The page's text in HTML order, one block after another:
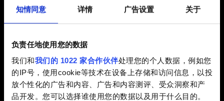
知情同意 详情 广告设置 关于
负责任地使用您的数据
我们和我们的 1022 家合作伙伴处理您的个人数据，例如您
的IP号，使用cookie等技术在设备上存储和访问信息，以投
放个性化的广告和内容、广告和内容测评、受众洞察和产
品开发。您可以选择谁使用您的数据以及用于什么目的。
浏览分类
技术
安装、更新、崩溃, 语言